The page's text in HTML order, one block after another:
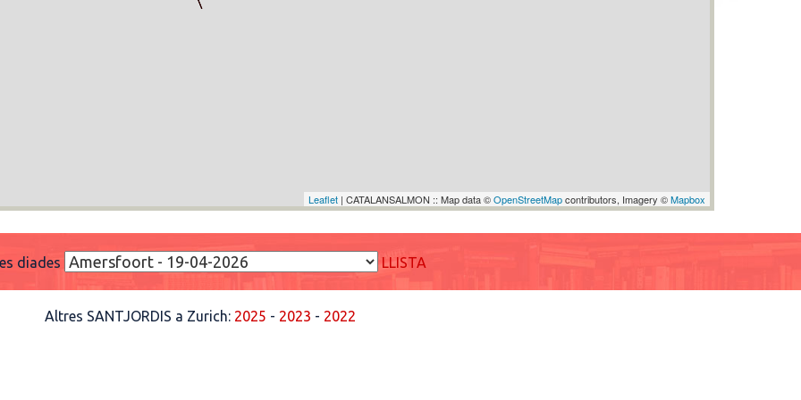
Leaflet | CATALANSALMON :: Map data ©OpenStreetMapcontributors, Imagery ©Mapbox
diades LLISTA
Altres SANTJORDIS a Zurich: 2025 - 2023 - 2022